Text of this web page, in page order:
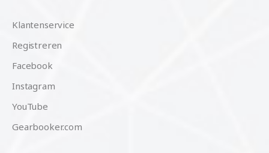
Klantenservice
Registreren
Facebook
Instagram
YouTube
Gearbooker.com